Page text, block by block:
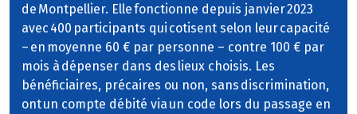
de Montpellier. Elle fonctionne depuis janvier 2023
avec 400 participants qui cotisent selon leur capacité
– en moyenne 60 € par personne – contre 100 € par
mois à dépenser dans des lieux choisis. Les
bénéficiaires, précaires ou non, sans discrimination,
ont un compte débité via un code lors du passage en